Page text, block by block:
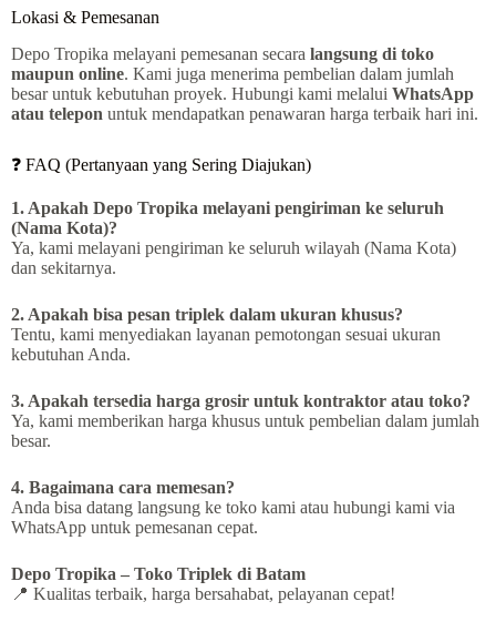
Lokasi & Pemesanan
Depo Tropika melayani pemesanan secara langsung di toko
maupun online. Kami juga menerima pembelian dalam jumlah
besar untuk kebutuhan proyek. Hubungi kami melalui WhatsApp
atau telepon untuk mendapatkan penawaran harga terbaik hari ini.
❓ FAQ (Pertanyaan yang Sering Diajukan)
1. Apakah Depo Tropika melayani pengiriman ke seluruh
(Nama Kota)?
Ya, kami melayani pengiriman ke seluruh wilayah (Nama Kota)
dan sekitarnya.
2. Apakah bisa pesan triplek dalam ukuran khusus?
Tentu, kami menyediakan layanan pemotongan sesuai ukuran
kebutuhan Anda.
3. Apakah tersedia harga grosir untuk kontraktor atau toko?
Ya, kami memberikan harga khusus untuk pembelian dalam jumlah
besar.
4. Bagaimana cara memesan?
Anda bisa datang langsung ke toko kami atau hubungi kami via
WhatsApp untuk pemesanan cepat.
Depo Tropika – Toko Triplek di Batam
📍 Kualitas terbaik, harga bersahabat, pelayanan cepat!